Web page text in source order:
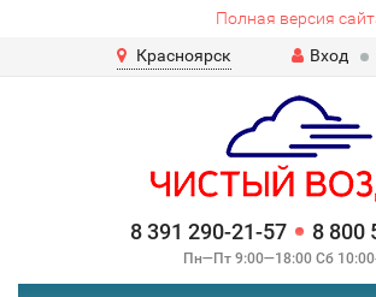
Полная версия
Красноярск
Вход
8 391 290-21-57 8 800
Пн—Пт 9:00—18:00 Сб